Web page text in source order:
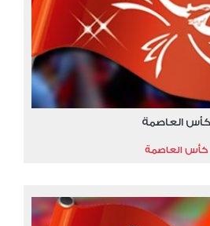
كأس العاصمة
كأس العاصمة